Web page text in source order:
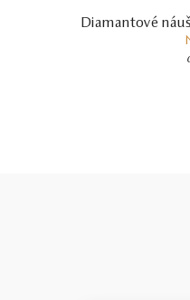
Diamantové